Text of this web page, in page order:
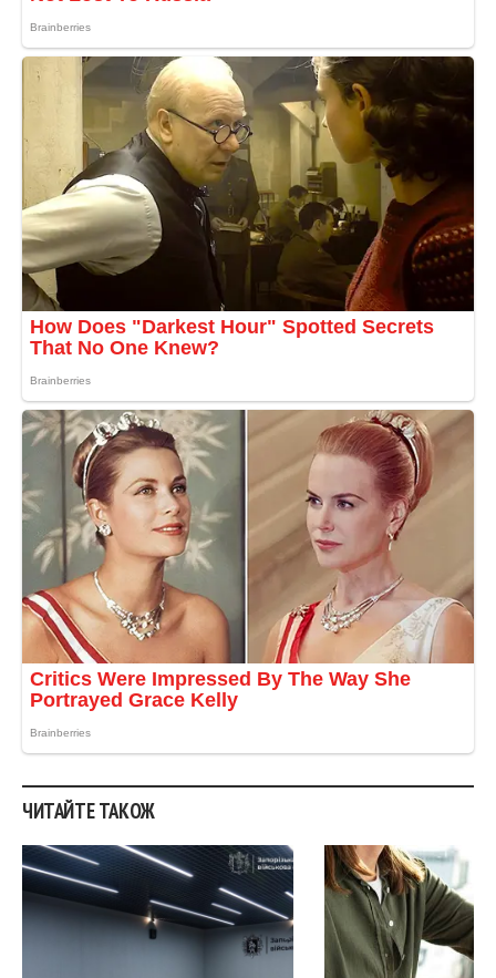
ЧИТАЙТЕ ТАКОЖ